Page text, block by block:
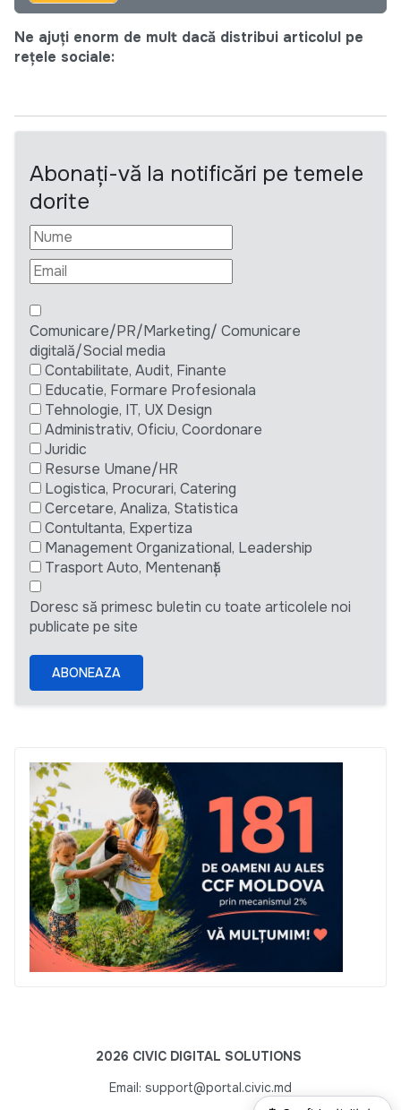
Ne ajuți enorm de mult dacă distribui articolul pe
rețele sociale:
Abonați-vă la notificări pe temele
dorite
Comunicare/PR/Marketing/ Comunicare
digitală/Social media
Contabilitate, Audit, Finante
Educatie, Formare Profesionala
Tehnologie, IT, UX Design
Administrativ, Oficiu, Coordonare
Juridic
Resurse Umane/HR
Logistica, Procurari, Catering
Cercetare, Analiza, Statistica
Contultanta, Expertiza
Management Organizational, Leadership
Trasport Auto, Mentenanță
Doresc să primesc buletin cu toate articolele noi
publicate pe site
ABONEAZA
2026 CIVIC DIGITAL SOLUTIONS
Email: support@portal.civic.md